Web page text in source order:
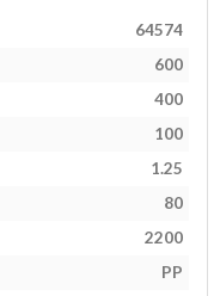
64574
600
400
100
1.25
80
2200
PP